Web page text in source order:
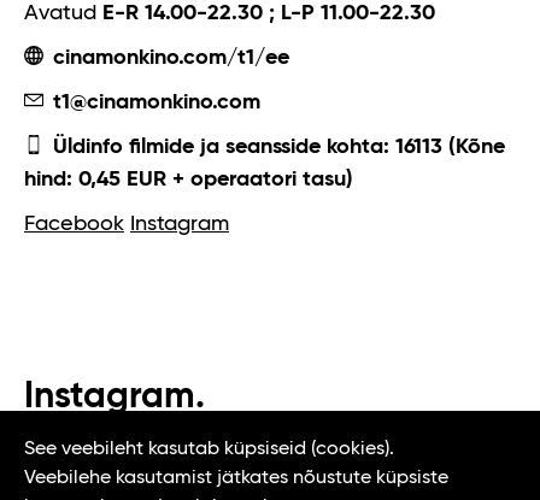
Avatud E-R 14.00-22.30 ; L-P 11.00-22.30
cinamonkino.com/t1/ee
t1@cinamonkino.com
Üldinfo filmide ja seansside kohta: 16113 (Kõne
hind: 0,45 EUR + operaatori tasu)
Facebook Instagram
Instagram.
#t1tallinn #tasteoftallinn
See veebileht kasutab küpsiseid (cookies).
Veebilehe kasutamist jätkates nõustute küpsiste